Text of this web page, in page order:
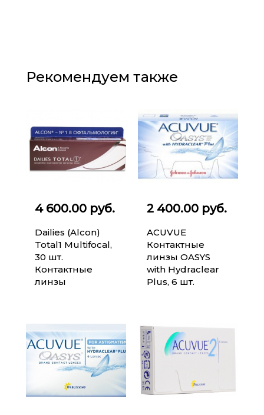
Рекомендуем также
4 600.00 руб.
Dailies (Alcon)
Total1 Multifocal,
30 шт.
Контактные
линзы
2 400.00 руб.
ACUVUE
Контактные
линзы OASYS
with Hydraclear
Plus, 6 шт.